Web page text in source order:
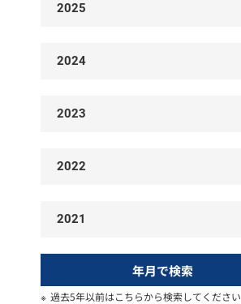
2025
2024
2023
2022
2021
年月で検索
過去5年以前はこちらから検索してください